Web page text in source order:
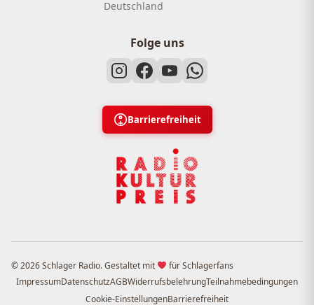
Deutschland
Folge uns
Barrierefreiheit
© 2026 Schlager Radio. Gestaltet mit
für Schlagerfans
ImpressumDatenschutzAGBWiderrufsbelehrungTeilnahmebedingungen
Cookie-EinstellungenBarrierefreiheit